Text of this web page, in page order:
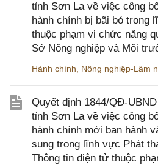
tỉnh Sơn La về việc công
hành chính bị bãi bỏ trong
thuộc phạm vi chức năng
Sở Nông nghiệp và Môi
Hành chính Nông nghiệp-Lâm
Quyết định 1844/QĐ-
tỉnh Sơn La về việc công
hành chính mới ban hành
sung trong lĩnh vực Phát
Thông tin điện tử thuộc